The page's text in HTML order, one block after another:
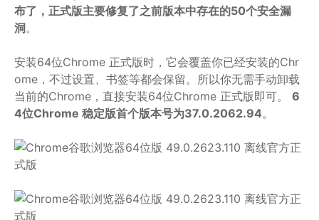
布了，正式版主要修复了之前版本中存在的50个安全漏
洞。
安装64位Chrome 正式版时，它会覆盖你已经安装的Chr
ome，不过设置、书签等都会保留。所以你无需手动卸载
当前的Chrome，直接安装64位Chrome 正式版即可。 6
4位Chrome 稳定版首个版本号为37.0.2062.94。